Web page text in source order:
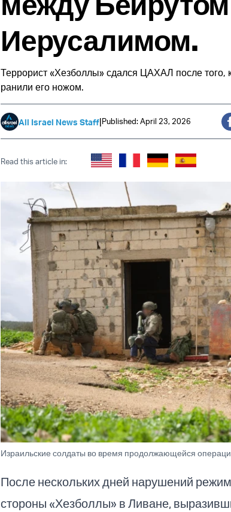
Иерусалимом.
Террорист «Хезболлы» сдался ЦАХАЛ после того,
ранили его ножом.
All Israel News Staff|Published: April 23, 2026
Read this article in:
Израильские солдаты во время продолжающейся
После нескольких дней нарушений
стороны «Хезболлы» в Ливане,